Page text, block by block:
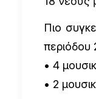
Πιο
περιόδου
• 4
• 2